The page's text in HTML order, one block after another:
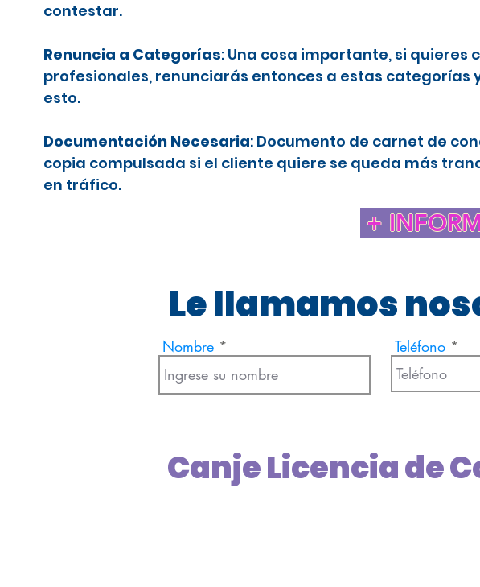
contestar.
Renuncia a Categorías: Una cosa importante, si quieres
profesionales, renunciarás entonces a estas categorías
esto.
Documentación Necesaria: Documento de carnet de
copia compulsada si el cliente quiere se queda más
en tráfico.
+
Le llamamos
Nombre Teléfono
Canje Licencia de